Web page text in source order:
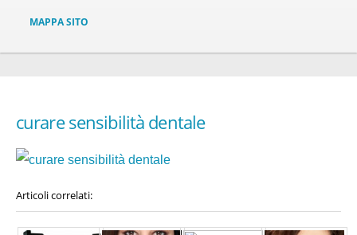
MAPPA SITO
curare sensibilità dentale
Articoli correlati: